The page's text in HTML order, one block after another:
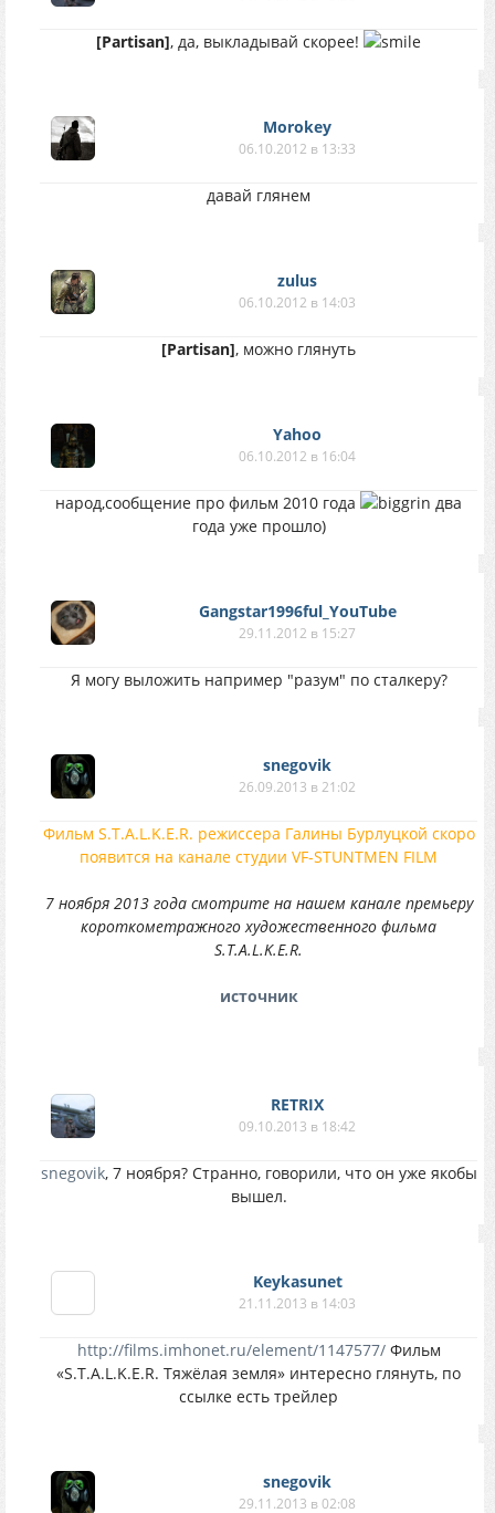
[Partisan], да, выкладывай скорее!
Morokey
06.10.2012 в 13:33
давай глянем
zulus
06.10.2012 в 14:03
[Partisan], можно глянуть
Yahoo
06.10.2012 в 16:04
народ,сообщение про фильм 2010 года
два
года уже прошло)
Gangstar1996ful_YouTube
29.11.2012 в 15:27
Я могу выложить например "разум" по сталкеру?
snegovik
26.09.2013 в 21:02
Фильм S.T.A.L.K.E.R. режиссера Галины Бурлуцкой скоро
появится на канале студии VF-STUNTMEN FILM
7 ноября 2013 года смотрите на нашем канале премьеру
короткометражного художественного фильма
S.T.A.L.K.E.R.
источник
RETRIX
09.10.2013 в 18:42
snegovik, 7 ноября? Странно, говорили, что он уже якобы
вышел.
Keykasunet
21.11.2013 в 14:03
http://films.imhonet.ru/element/1147577/Фильм
«S.T.A.L.K.E.R. Тяжёлая земля» интересно глянуть, по
ссылке есть трейлер
snegovik
29.11.2013 в 02:08